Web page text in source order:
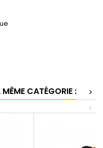
CATÉGORIE :
>
<